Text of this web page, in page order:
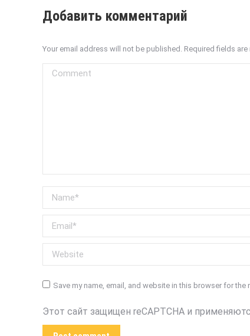
Добавить комментарий
Your email address will not be published. Required fields are
Comment
Name *
Email *
Website
Save my name, email, and website in this browser for the
Этот сайт защищен reCAPTCHA и